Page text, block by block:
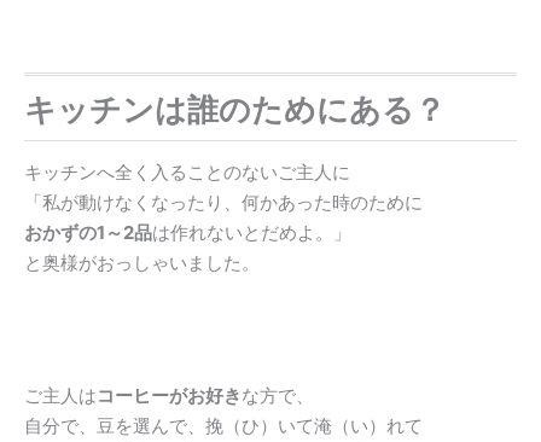
キッチンは誰のためにある？
キッチンへ全く入ることのないご主人に
「私が動けなくなったり、何かあった時のために
おかずの1～2品は作れないとだめよ。」
と奥様がおっしゃいました。
ご主人はコーヒーがお好きな方で、
自分で、豆を選んで、挽（ひ）いて淹（い）れて